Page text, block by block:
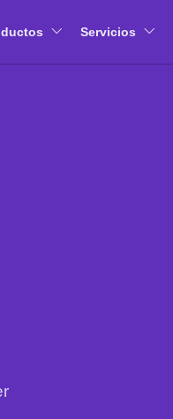
Servicios